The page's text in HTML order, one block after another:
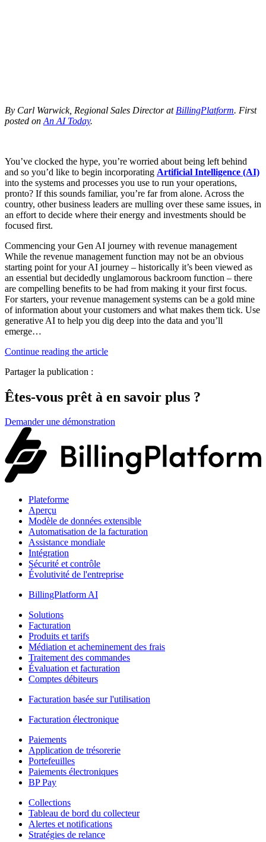
By Carl Warwick, Regional Sales Director at BillingPlatform. First
posted on An AI Today.
You’ve clocked the hype, you’re worried about being left behind
and so you’d like to begin incorporating Artificial Intelligence (AI)
into the systems and processes you use to run your operations,
pronto? If this sounds familiar, you’re far from alone. Across the
country, other business leaders are mulling over these same issues, in
an effort to decide where their energy and investments should be
focused first.
Commencing your Gen AI journey with revenue management
While the revenue management function may not be an obvious
starting point for your AI journey – historically it’s been viewed as
an essential but decidedly unglamorous backroom function – there
are compelling benefits to be had from making it your first focus.
For starters, your revenue management systems can be a gold mine
of information about your customers and what makes them tick. Use
generative AI to help you dig deep into the data and you’ll
emerge…
Continue reading the article
Partager la publication :
Êtes-vous prêt à en savoir plus ?
Demander une démonstration
Plateforme
Aperçu
Modèle de données extensible
Automatisation de la facturation
Assistance mondiale
Intégration
Sécurité et contrôle
Évolutivité de l'entreprise
BillingPlatform AI
Solutions
Facturation
Produits et tarifs
Médiation et acheminement des frais
Traitement des commandes
Évaluation et facturation
Comptes débiteurs
Facturation basée sur l'utilisation
Facturation électronique
Paiements
Application de trésorerie
Portefeuilles
Paiements électroniques
BP Pay
Collections
Tableau de bord du collecteur
Alertes et notifications
Stratégies de relance